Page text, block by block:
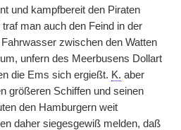
und kampfbereit den Piraten
man auch den Feind in der
zwischen den Watten
unfern des Meerbusens Dollart
die Ems sich ergießt. K. aber
größeren Schiffen und seinen
den Hamburgern weit
daher siegesgewiß melden, daß